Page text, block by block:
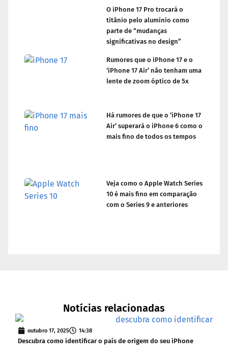
O iPhone 17 Pro trocará o
titânio pelo alumínio como
parte de “mudanças
significativas no design”
Rumores que o iPhone 17 e o
‘iPhone 17 Air’ não tenham uma
lente de zoom óptico de 5x
Há rumores de que o ‘iPhone 17
Air’ superará o iPhone 6 como o
mais fino de todos os tempos
Veja como o Apple Watch Series
10 é mais fino em comparação
com o Series 9 e anteriores
Notícias relacionadas
outubro 17, 2025 14:38
Descubra como identificar o país de origem do seu iPhone